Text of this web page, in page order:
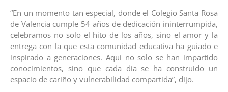
“En un momento tan especial, donde el Colegio Santa Rosa
de Valencia cumple 54 años de dedicación ininterrumpida,
celebramos no solo el hito de los años, sino el amor y la
entrega con la que esta comunidad educativa ha guiado e
inspirado a generaciones. Aquí no solo se han impartido
conocimientos, sino que cada día se ha construido un
espacio de cariño y vulnerabilidad compartida”, dijo.